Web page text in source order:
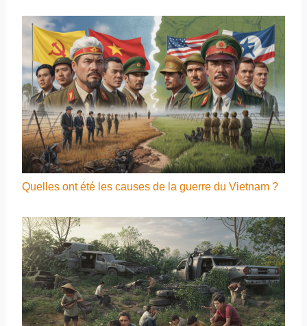
Quelles ont été les causes de la guerre du Vietnam ?